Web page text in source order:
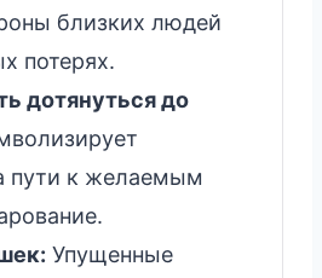
близких людей
потерях.
дотянуться до
пути к желаемым
Упущенные